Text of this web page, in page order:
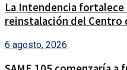
La Intendencia
reinstalación del Centro
6 agosto, 2026